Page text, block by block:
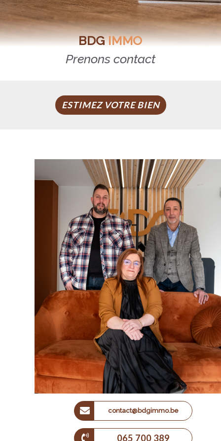
BDG IMMO
Prenons contact
ESTIMEZ VOTRE BIEN
contact@bdgimmo.be
065 700 389